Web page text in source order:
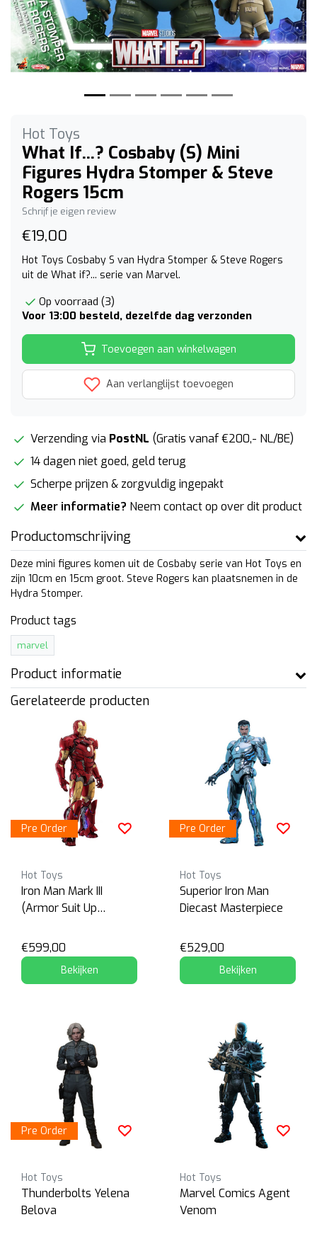
Hot Toys
What If...? Cosbaby (S) Mini
Figures Hydra Stomper & Steve
Rogers 15cm
Schrijf je eigen review
€19,00
Hot Toys Cosbaby S van Hydra Stomper & Steve Rogers
uit de What if?... serie van Marvel.
Op voorraad (3)
Voor 13:00 besteld, dezelfde dag verzonden
Toevoegen aan winkelwagen
Aan verlanglijst toevoegen
Verzending via PostNL (Gratis vanaf €200,- NL/BE)
14 dagen niet goed, geld terug
Scherpe prijzen & zorgvuldig ingepakt
Meer informatie? Neem contact op over dit product
Productomschrijving
Deze mini figures komen uit de Cosbaby serie van Hot Toys en
zijn 10cm en 15cm groot. Steve Rogers kan plaatsnemen in de
Hydra Stomper.
Product tags
marvel
Product informatie
Gerelateerde producten
Pre Order
Hot Toys
Iron Man Mark III
(Armor Suit Up
€599,00
Bekijken
Pre Order
Hot Toys
Superior Iron Man
Diecast Masterpiece
€529,00
Bekijken
Pre Order
Hot Toys
Thunderbolts Yelena
Belova
Hot Toys
Marvel Comics Agent
Venom